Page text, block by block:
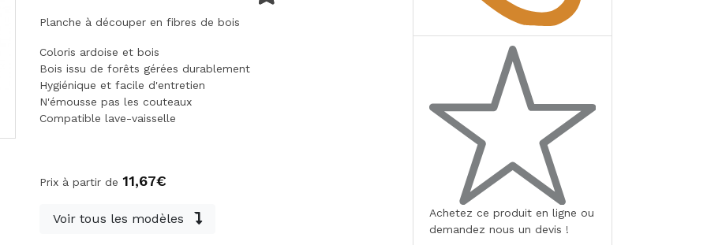
Planche à découper en fibres de bois
Coloris ardoise et bois
Bois issu de forêts gérées durablement
Hygiénique et facile d'entretien
N'émousse pas les couteaux
Compatible lave-vaisselle
Prix à partir de 11,67€
Voir tous les modèles
Achetez ce produit en ligne ou
demandez nous un devis !